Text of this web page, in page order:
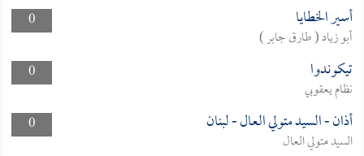
0
أسير الخطايا
أبو زياد ( طارق جابر )
0
تيكوندوا
نظام يعقوبي
0
أذان - السيد متولي العال - لبنان
السيد متولي العال